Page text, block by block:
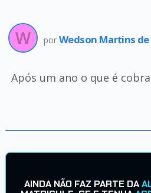
por Wedson Martins
Após um ano o que é
AINDA NÃO FAZ PARTE DA